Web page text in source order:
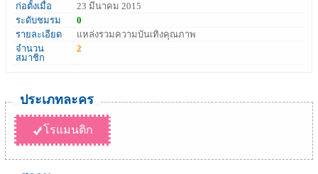
ก่อตั้งเมื่อ
23 มีนาคม 2015
ระดับชมรม
0
รายละเอียด
แหล่งรวมความบันเทิงคุณภาพ
จำนวน
สมาชิก
2
ประเภทละคร
โรแมนติก